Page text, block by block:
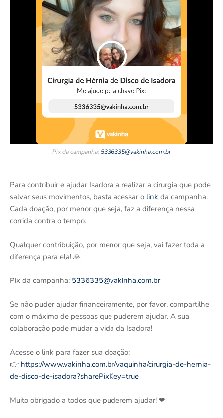
Pix da campanha: 5336335@vakinha.com.br
Para contribuir e ajudar Isadora a realizar a cirurgia que pode
salvar seus movimentos, basta acessar o link da campanha.
Cada doação, por menor que seja, faz a diferença nessa
corrida contra o tempo.
Qualquer contribuição, por menor que seja, vai fazer toda a
diferença para ela! 🙏
Pix da campanha: 5336335@vakinha.com.br
Se não puder ajudar financeiramente, por favor, compartilhe
com o máximo de pessoas que puderem ajudar. A sua
colaboração pode mudar a vida da Isadora!
Acesse o link para fazer sua doação:
👉 https://www.vakinha.com.br/vaquinha/cirurgia-de-hernia-
de-disco-de-isadora?sharePixKey=true
Muito obrigado a todos que puderem ajudar! ❤